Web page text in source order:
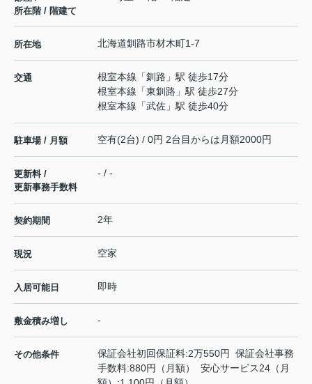
所在階 / 階建て
所在地 北海道釧路市材木町1-7
交通 根室本線 「釧路 」駅 徒歩17分
根室本線 「東釧路 」駅 徒歩27分
根室本線 「武佐 」駅 徒歩40分
駐車場 / 月額 空有(2台) / 0円 2台目からは月額2000円
更新料 /
更新事務手数料
- / -
契約期間 2年
現況 空家
入居可能日 即時
敷金積み増し -
その他条件
保証会社初回保証料:2万550円 保証会社事務
手数料:880円（月額） 安心サービス24（月